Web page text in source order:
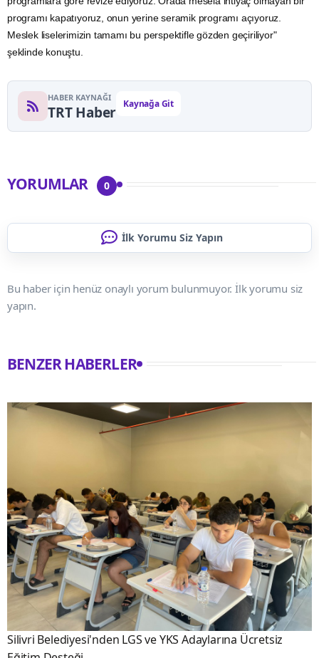
programı kapatıyoruz, onun yerine seramik programı açıyoruz.
Meslek liselerimizin tamamı bu perspektifle gözden geçiriliyor"
şeklinde konuştu.
HABER KAYNAĞI
TRT Haber Kaynağa Git
YORUMLAR 0
İlk Yorumu Siz Yapın
Bu haber için henüz onaylı yorum bulunmuyor. İlk yorumu siz
yapın.
BENZER HABERLER
Silivri Belediyesi'nden LGS ve YKS Adaylarına Ücretsiz